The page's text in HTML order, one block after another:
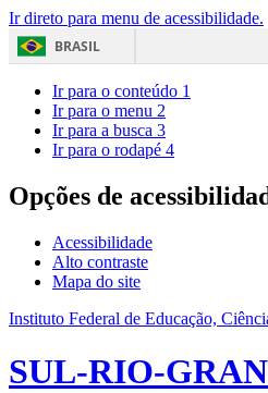
Ir direto para menu de acessibilidade.
BRASIL
Ir para o conteúdo 1
Ir para o menu 2
Ir para a busca 3
Ir para o rodapé 4
Opções de
Acessibilidade
Alto contraste
Mapa do site
Instituto Federal de Educação,
SUL-RIO-